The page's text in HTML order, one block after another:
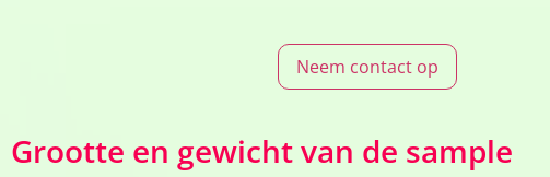
Neem contact op
Grootte en gewicht van de sample